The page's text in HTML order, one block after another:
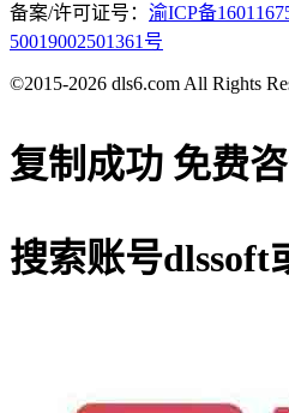
备案/许可证号： 渝ICP备
50019002501361号
©2015-2026 dls6.com All Rights
复制成功 免费
搜索账号dlssoft